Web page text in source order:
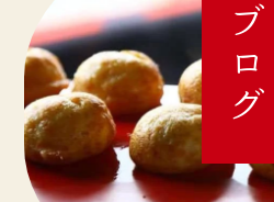
ブログ